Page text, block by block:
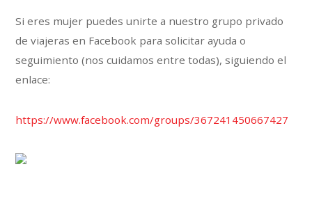
Si eres mujer puedes unirte a nuestro grupo privado
de viajeras en Facebook para solicitar ayuda o
seguimiento (nos cuidamos entre todas), siguiendo el
enlace:
https://www.facebook.com/groups/367241450667427